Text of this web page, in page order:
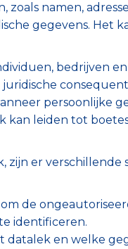
namen,
gegevens. Het
bedrijven en
persoonlijke
kan leiden tot
zijn er verschillende
de
identificeren.
datalek en welke